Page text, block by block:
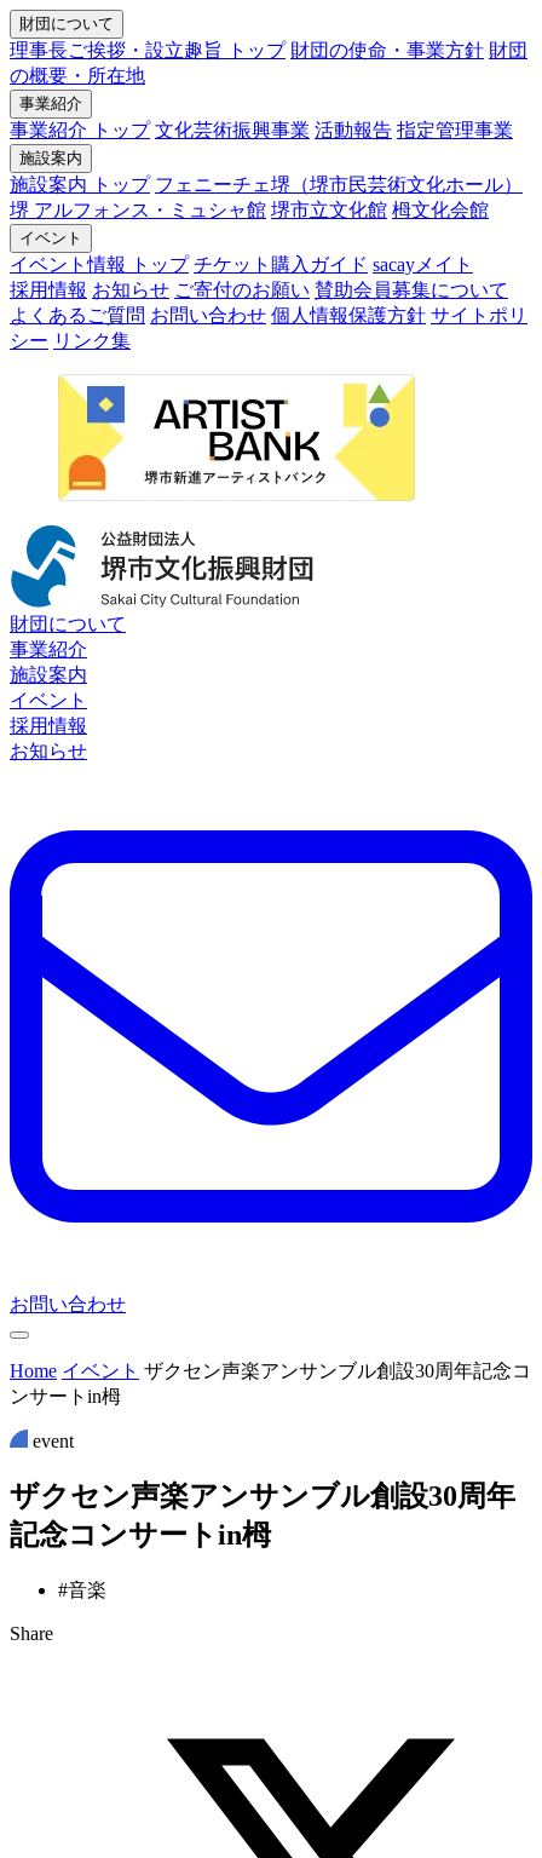
財団について
理事長ご挨拶・設立趣旨 トップ 財団の使命・事業方針 財団
の概要・所在地
事業紹介
事業紹介 トップ 文化芸術振興事業 活動報告 指定管理事業
施設案内
施設案内 トップ フェニーチェ堺（堺市民芸術文化ホール）
堺 アルフォンス・ミュシャ館 堺市立文化館 栂文化会館
イベント
イベント情報 トップ チケット購入ガイド sacayメイト
採用情報 お知らせ ご寄付のお願い 賛助会員募集について
よくあるご質問 お問い合わせ 個人情報保護方針 サイトポリ
シー リンク集
財団について
事業紹介
施設案内
イベント
採用情報
お知らせ
お問い合わせ
Home イベント ザクセン声楽アンサンブル創設30周年記念コ
ンサートin栂
event
ザクセン声楽アンサンブル創設30周年
記念コ ンサー トin栂
#音楽
Share